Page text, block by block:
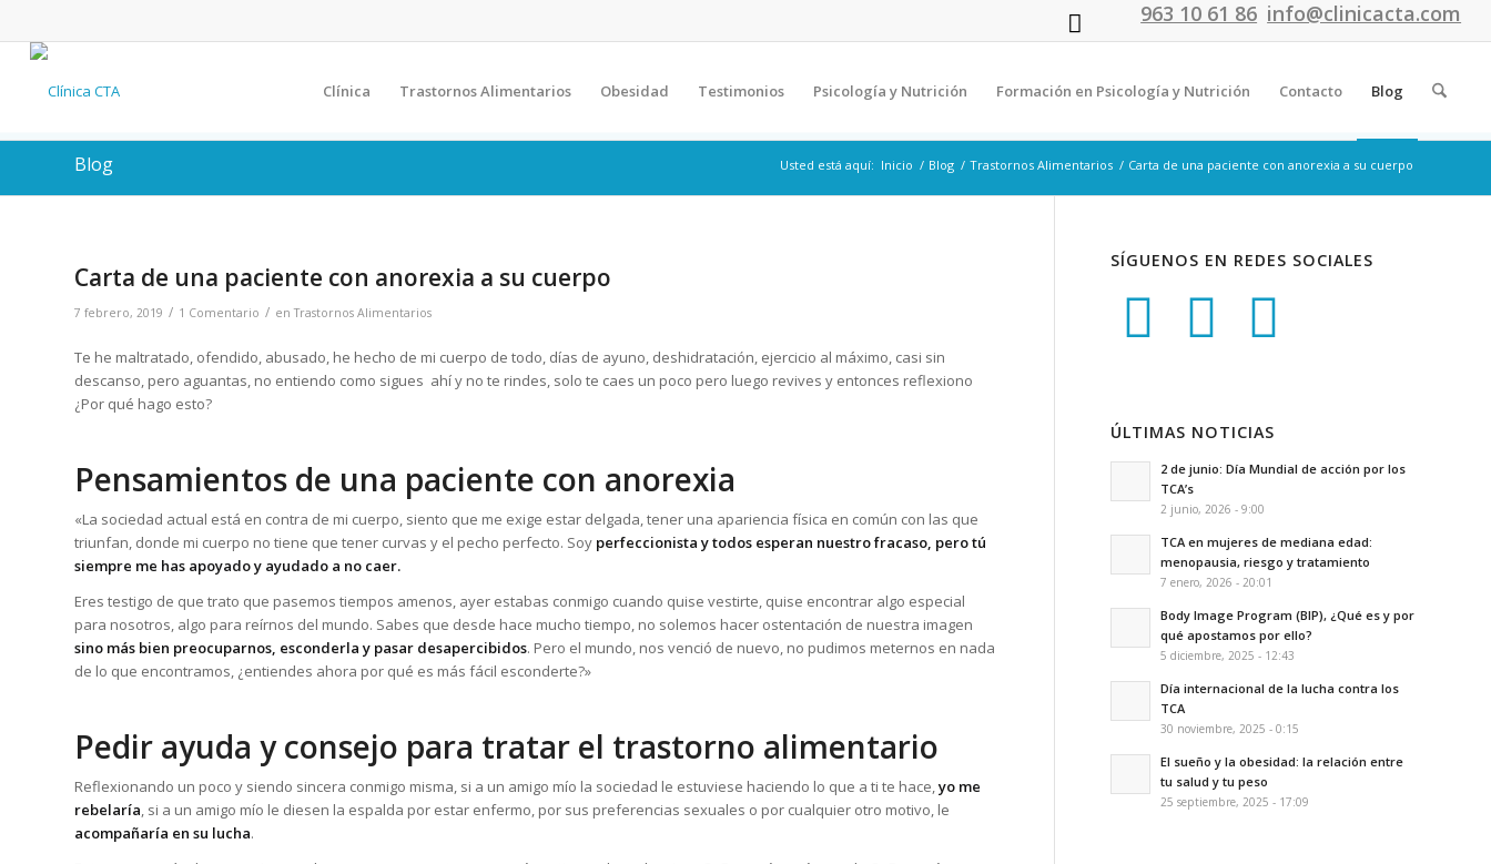
963 10 61 86 info@clinicacta.com
Clínica Trastornos Alimentarios Obesidad Testimonios Psicología y Nutrición Formación en Psicología y Nutrición Contacto Blog
Blog Usted está aquí: Inicio / Blog / Trastornos Alimentarios / Carta de una paciente con anorexia a su cuerpo
Carta de una paciente con anorexia a su cuerpo
7 febrero, 2019 / 1 Comentario / enTrastornos Alimentarios
Te he maltratado, ofendido, abusado, he hecho de mi cuerpo de todo, días de ayuno, deshidratación, ejercicio al máximo, casi sin
descanso, pero aguantas, no entiendo como sigues ahí y no te rindes, solo te caes un poco pero luego revives y entonces reflexiono
¿Por qué hago esto?
Pensamientos de una paciente con anorexia
«La sociedad actual está en contra de mi cuerpo, siento que me exige estar delgada, tener una apariencia física en común con las que
triunfan, donde mi cuerpo no tiene que tener curvas y el pecho perfecto. Soy perfeccionista y todos esperan nuestro fracaso, pero tú
siempre me has apoyado y ayudado a no caer.
Eres testigo de que trato que pasemos tiempos amenos, ayer estabas conmigo cuando quise vestirte, quise encontrar algo especial
para nosotros, algo para reírnos del mundo. Sabes que desde hace mucho tiempo, no solemos hacer ostentación de nuestra imagen
sino más bien preocuparnos, esconderla y pasar desapercibidos. Pero el mundo, nos venció de nuevo, no pudimos meternos en nada
de lo que encontramos, ¿entiendes ahora por qué es más fácil esconderte?»
Pedir ayuda y consejo para tratar el trastorno alimentario
Reflexionando un poco y siendo sincera conmigo misma, si a un amigo mío la sociedad le estuviese haciendo lo que a ti te hace,yo me
rebelaría, si a un amigo mío le diesen la espalda por estar enfermo, por sus preferencias sexuales o por cualquier otro motivo, le
acompañaría en su lucha.
SÍGUENOS EN REDES SOCIALES
ÚLTIMAS NOTICIAS
2 de junio: Día Mundial de acción por los
TCA’s
2 junio, 2026 - 9:00
TCA en mujeres de mediana edad:
menopausia, riesgo y tratamiento
7 enero, 2026 - 20:01
Body Image Program (BIP), ¿Qué es y por
qué apostamos por ello?
5 diciembre, 2025 - 12:43
Día internacional de la lucha contra los
TCA
30 noviembre, 2025 - 0:15
El sueño y la obesidad: la relación entre
tu salud y tu peso
25 septiembre, 2025 - 17:09